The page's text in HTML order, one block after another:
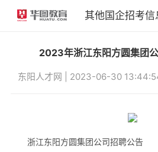
其他国企招考信
2023年浙江东阳方圆集团
东阳人才网 | 2023-06-30
浙江东阳方圆集团公司招聘公告